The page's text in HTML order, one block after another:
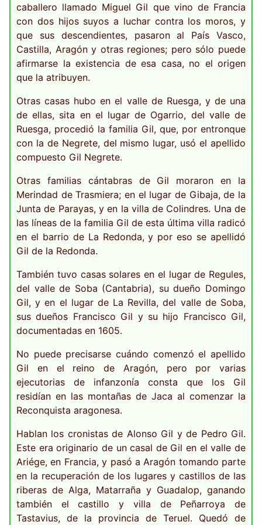
caballero llamado Miguel Gil que vino de Francia
con dos hijos suyos a luchar contra los moros, y
que sus descendientes, pasaron al País Vasco,
Castilla, Aragón y otras regiones; pero sólo puede
afirmarse la existencia de esa casa, no el origen
que la atribuyen.
Otras casas hubo en el valle de Ruesga, y de una
de ellas, sita en el lugar de Ogarrio, del valle de
Ruesga, procedió la familia Gil, que, por entronque
con la de Negrete, del mismo lugar, usó el apellido
compuesto Gil Negrete.
Otras familias cántabras de Gil moraron en la
Merindad de Trasmiera; en el lugar de Gibaja, de la
Junta de Parayas, y en la villa de Colindres. Una de
las líneas de la familia Gil de esta última villa radicó
en el barrio de La Redonda, y por eso se apellidó
Gil de la Redonda.
También tuvo casas solares en el lugar de Regules,
del valle de Soba (Cantabria), su dueño Domingo
Gil, y en el lugar de La Revilla, del valle de Soba,
sus dueños Francisco Gil y su hijo Francisco Gil,
documentadas en 1605.
No puede precisarse cuándo comenzó el apellido
Gil en el reino de Aragón, pero por varias
ejecutorias de infanzonía consta que los Gil
residían en las montañas de Jaca al comenzar la
Reconquista aragonesa.
Hablan los cronistas de Alonso Gil y de Pedro Gil.
Este era originario de un casal de Gil en el valle de
Ariége, en Francia, y pasó a Aragón tomando parte
en la recuperación de los lugares y castillos de las
riberas de Alga, Matarraña y Guadalop, ganando
también el castillo y villa de Peñarroya de
Tastavius, de la provincia de Teruel. Quedó de